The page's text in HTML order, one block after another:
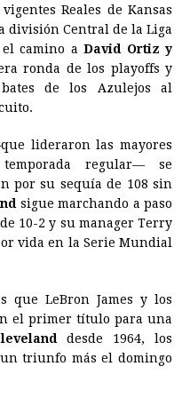
Reales de Kansas
división Central de la Liga
el camino aDavid Ortiz y
ronda de los playoffs y
de los Azulejos al
lideraron las mayores
regular— se
por su sequía de 108 sin
sigue marchando a paso
10-2 y su manager Terry
vida en la Serie Mundial
que LeBron James y los
el primer título para una
desde 1964, los
triunfo más el domingo